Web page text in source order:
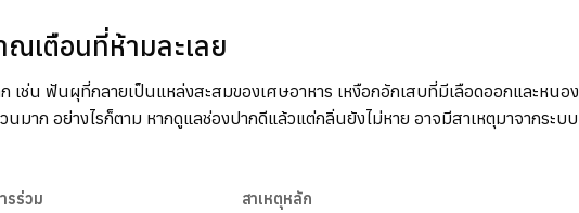
เตือนที่ห้ามละเลย
ช่น ฟันผุที่กลายเป็นแหล่งสะสมของเศษอาหาร เหงือกอักเสบที่มีเลือดออกและหนอง
าก อย่างไรก็ตาม หากดูแลช่องปากดีแล้วแต่กลิ่นยังไม่หาย อาจมีสาเหตุมาจากระบบ
รร่วม สาเหตุหลัก